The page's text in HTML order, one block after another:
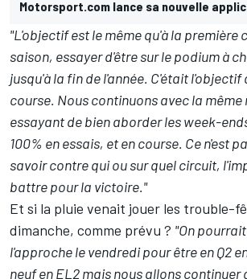
Motorsport.com lance sa nouvelle
"L'objectif est le même qu'à la première
saison, essayer d'être sur le podium à
jusqu'à la fin de l'année. C'était l'objectif
course. Nous continuons avec la
essayant de bien aborder les week-
100% en essais, et en course. Ce n'est
savoir contre qui ou sur quel circuit,
battre pour la victoire."
Et si la pluie venait jouer les trouble-
dimanche, comme prévu ? "On
l'approche le vendredi pour être en Q2
neuf en EL2 mais nous allons continuer